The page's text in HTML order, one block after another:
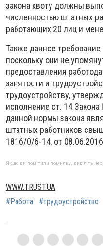
закона квоту должны
численностью штатных
работающих 20 лиц и
Также данное
поскольку они не
предоставления
занятости и
трудоустройству,
исполнение ст. 14
данной нормы закона
штатных работников
1816/0/6-14, от
Якщо ви помітили помилку, виділіть
WWW.TRUST.UA
#Работа
#трудоустройство